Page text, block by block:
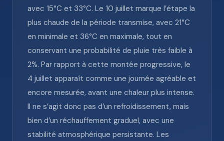
avec 15°C et 33°C. Le 10 juillet marque l’étape la
plus chaude de la période transmise, avec 21°C
en minimale et 36°C en maximale, tout en
conservant une probabilité de pluie très faible à
2%. Par rapport à cette montée progressive, le
4 juillet apparaît comme une journée agréable et
encore mesurée, avant une chaleur plus intense.
Il ne s’agit donc pas d’un refroidissement, mais
bien d’un réchauffement graduel, avec une
stabilité atmosphérique persistante. Les